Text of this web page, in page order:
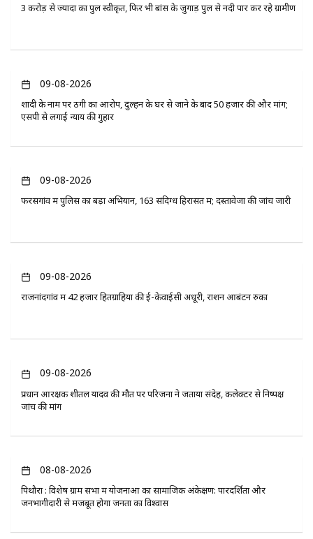
3 करोड़ से ज्यादा का पुल स्वीकृत, फिर भी बांस के जुगाड़ पुल से नदी पार कर रहे ग्रामीण
09-08-2026
शादी के नाम पर ठगी का आरोप, दुल्हन के घर से जाने के बाद 50 हजार की और मांग;
एसपी से लगाई न्याय की गुहार
09-08-2026
फरसगांव में पुलिस का बड़ा अभियान, 163 संदिग्ध हिरासत में; दस्तावेजों की जांच जारी
09-08-2026
राजनांदगांव में 42 हजार हितग्राहियों की ई-केवाईसी अधूरी, राशन आबंटन रुका
09-08-2026
प्रधान आरक्षक शीतल यादव की मौत पर परिजनों ने जताया संदेह, कलेक्टर से निष्पक्ष
जांच की मांग
08-08-2026
पिथौरा : विशेष ग्राम सभा में योजनाओं का सामाजिक अंकेक्षण: पारदर्शिता और
जनभागीदारी से मजबूत होगा जनता का विश्वास